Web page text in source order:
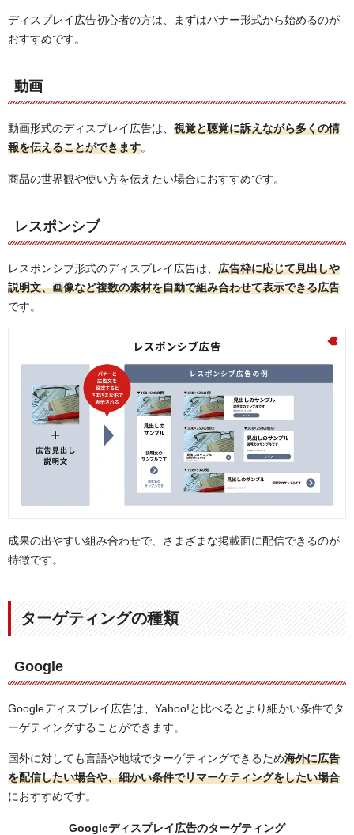
ディスプレイ広告初心者の方は、まずはバナー形式から始めるのが
おすすめです。
動画
動画形式のディスプレイ広告は、 視覚と聴覚に訴えながら多くの情
報を伝えることができます。
商品の世界観や使い方を伝えたい場合におすすめです。
レスポンシブ
レスポンシブ形式のディスプレイ広告は、 広告枠に応じて見出しや
説明文、画像など複数の素材を自動で組み合わせて表示できる広告
です。
成果の出やすい組み合わせで、さまざまな掲載面に配信できるのが
特徴です。
ターゲティングの種類
Google
Googleディスプレイ広告は、Yahoo!と比べるとより細かい条件でタ
ーゲティングすることができます。
国外に対しても言語や地域でターゲティングできるため海外に広告
を配信したい場合や、細かい条件でリマーケティングをしたい場合
におすすめです。
Googleディスプレイ広告のターゲティング